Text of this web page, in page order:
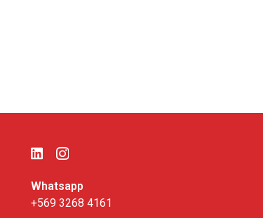
Whatsapp
+569 3268 4161